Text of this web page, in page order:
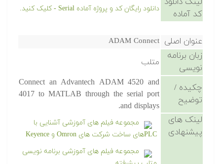
کد آماده
دانلود رایگان کد و پروژه آماده Serial - کلیک کنید.
عنوان اصلی ADAM Connect
زبان برنامه
نویسی
متلب
چکیده /
توضیح
Connect an Advantech ADAM 4520 and
4017 to MATLAB through the serial port
and displays.
لینک های
پیشنهادی
مجموعه فیلم های آموزشی آشنایی با
PLCهای ساخت شرکت های Omron و Keyence
مجموعه فیلم های آموزشی برنامه نویسی